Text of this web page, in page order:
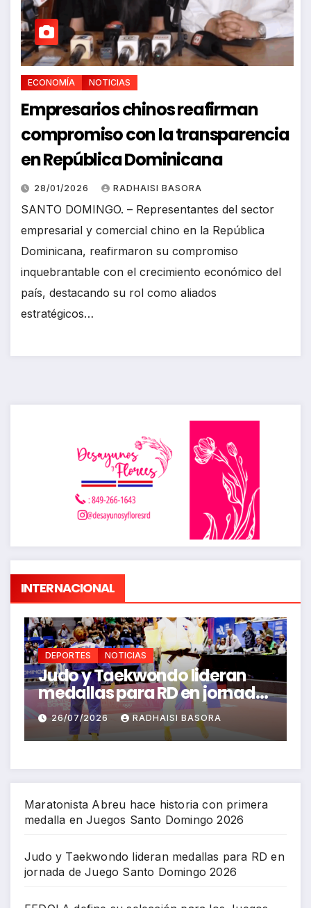
ECONOMÍA NOTICIAS
Empresarios chinos reafirman
compromiso con la transparencia
en República Dominicana
28/01/2026 RADHAISI BASORA
SANTO DOMINGO. – Representantes del sector
empresarial y comercial chino en la República
Dominicana, reafirmaron su compromiso
inquebrantable con el crecimiento económico del
país, destacando su rol como aliados
estratégicos…
INTERNACIONAL
DEPORTES NOTICIAS
Judo y Taekwondo lideran
medallas para RD en jornada
de Juego Santo Domingo
2026
26/07/2026 RADHAISI BASORA
Maratonista Abreu hace historia con primera
medalla en Juegos Santo Domingo 2026
Judo y Taekwondo lideran medallas para RD en
jornada de Juego Santo Domingo 2026